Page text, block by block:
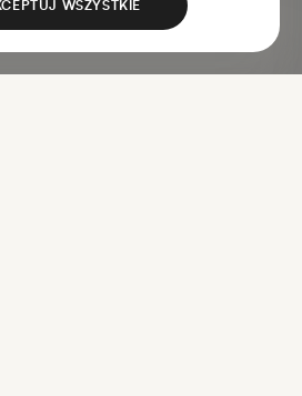
WSZYSTKIE